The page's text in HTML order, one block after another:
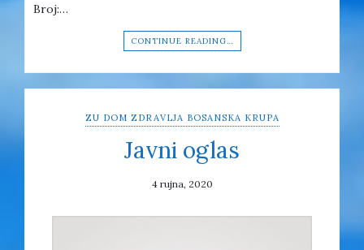
Broj:…
CONTINUE READING…
ZU DOM ZDRAVLJA BOSANSKA KRUPA
Javni oglas
4 rujna, 2020